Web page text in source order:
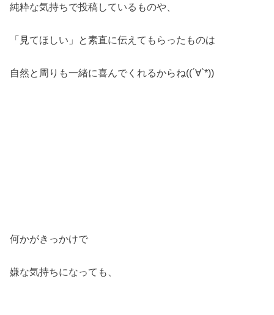
純粋な気持ちで投稿しているものや、
「見てほしい」と素直に伝えてもらったものは
自然と周りも一緒に喜んでくれるからね((´∀`*))
何かがきっかけで
嫌な気持ちになっても、